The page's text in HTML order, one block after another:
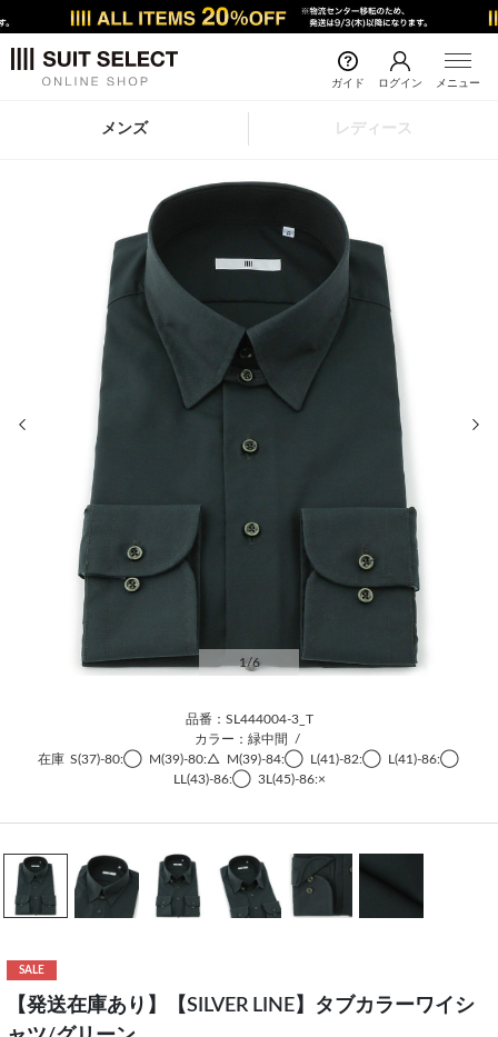
ガイド ログイン メニュー
メンズ レディース
1/6
品番：SL444004-3_T
カラー：緑中間
/
在庫 S(37)-80:◯ M(39)-80:△ M(39)-84:◯ L(41)-82:◯
L(41)-86:◯
LL(43)-86:◯ 3L(45)-86:×
SALE
【発送在庫あり】【SILVER LINE】タブカラーワイシ